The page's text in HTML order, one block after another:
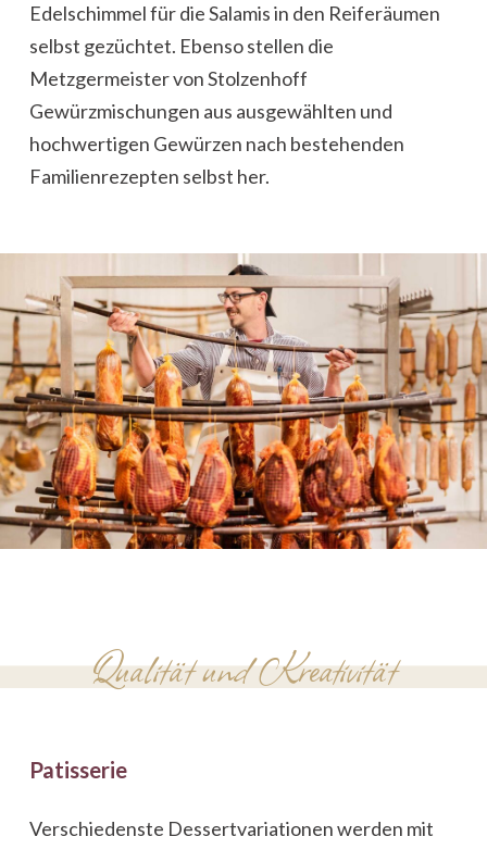
Edelschimmel für die Salamis in den Reiferäumen
selbst gezüchtet. Ebenso stellen die
Metzgermeister von Stolzenhoff
Gewürzmischungen aus ausgewählten und
hochwertigen Gewürzen nach bestehenden
Familienrezepten selbst her.
Qualität und Kreativität
Patisserie
Verschiedenste Dessertvariationen werden mit